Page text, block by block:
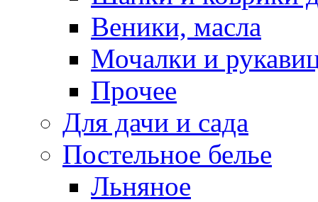
Веники, масла
Мочалки и
Прочее
Для дачи и сада
Постельное белье
Льняное